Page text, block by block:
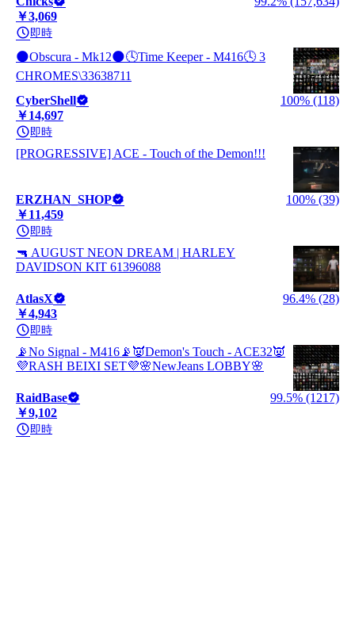
￥3,069
即時
🌑Obscura - Mk12🌑🕓Time Keeper - M416🕓 3
CHROMES\33638711
CyberShell
100% (118)
￥14,697
即時
[PROGRESSIVE] ACE - Touch of the Demon!!!
ERZHAN_SHOP
100% (39)
￥11,459
即時
🔫 AUGUST NEON DREAM | HARLEY
DAVIDSON KIT 61396088
AtlasX
96.4% (28)
￥4,943
即時
📡No Signal - M416📡👿Demon's Touch - ACE32👿
💜RASH BEIXI SET💜🌸NewJeans LOBBY🌸
RaidBase
99.5% (1217)
￥9,102
即時